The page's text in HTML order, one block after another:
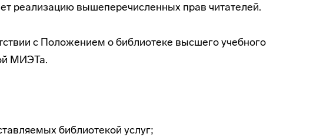
реализацию вышеперечисленных прав читателей.
с Положением о библиотеке высшего учебного
МИЭТа.
библиотекой услуг;